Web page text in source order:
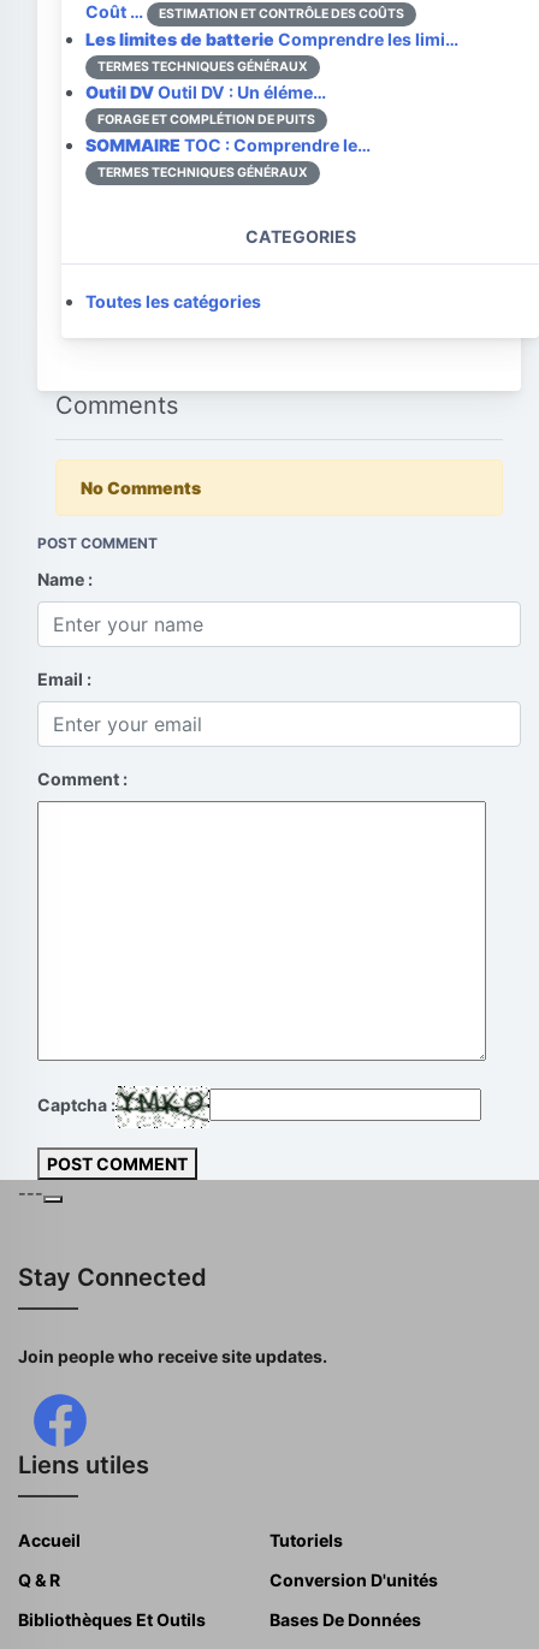
Coût …
ESTIMATION ET CONTRÔLE DES COÛTS
Les limites de batterie Comprendre les limi…
TERMES TECHNIQUES GÉNÉRAUX
Outil DVOutil DV : Un éléme…
FORAGE ET COMPLÉTION DE PUITS
SOMMAIRE TOC : Comprendre le…
TERMES TECHNIQUES GÉNÉRAUX
CATEGORIES
Toutes les catégories
Comments
No Comments
POST COMMENT
Name :
Email :
Comment :
Captcha :
POST COMMENT
---
Stay Connected
Join people who receive site updates.
Liens utiles
Accueil
Tutoriels
Q & R
Conversion D'unités
Bibliothèques Et Outils
Bases De Données